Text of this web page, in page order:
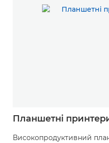
Планшетні
Високопродуктивний